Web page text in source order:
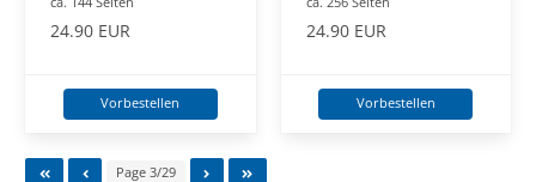
24.90 EUR
Vorbestellen
24.90 EUR
Vorbestellen
Page 3/29